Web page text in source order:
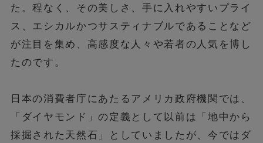
た。程なく、その美しさ、手に入れやすいプライ
ス、エシカルかつサスティナブルであることなど
が注目を集め、高感度な人々や若者の人気を博し
たのです。
日本の消費者庁にあたるアメリカ政府機関では、
「ダイヤモンド」の定義として以前は「地中から
採掘された天然石」としていましたが、今ではダ